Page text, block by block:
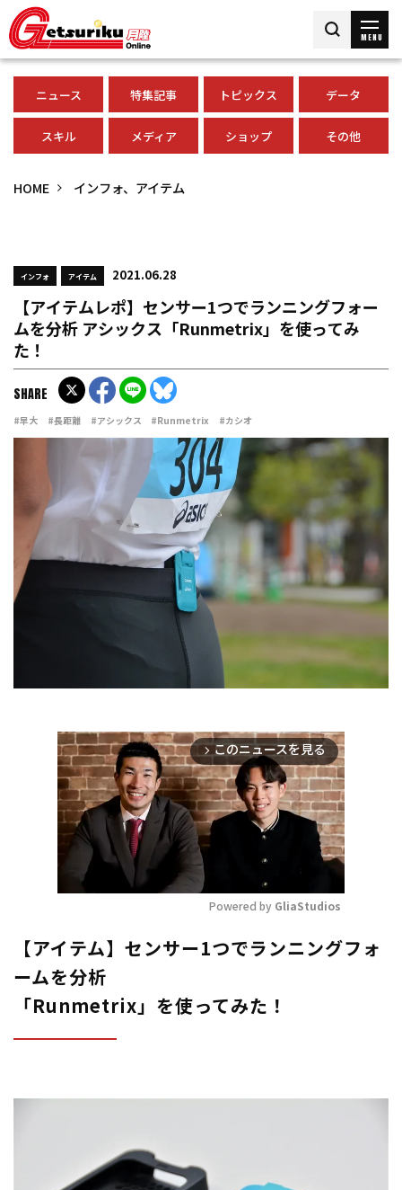
MENU
ニュース 特集記事 トピックス データ
スキル メディア ショップ その他
HOME インフォ、アイテム
インフォ アイテム 2021.06.28
【アイテムレポ】センサー1つでランニングフォー
ムを分析 アシックス「Runmetrix」を使ってみ
た！
#早大 #長距離 #アシックス #Runmetrix #カシオ
SHARE
arrow_forward_ios このニュースを見る
Mute
Powered by GliaStudios
【アイテム】センサー1つでランニングフォ
ームを分析
「Runmetrix」を使ってみた！